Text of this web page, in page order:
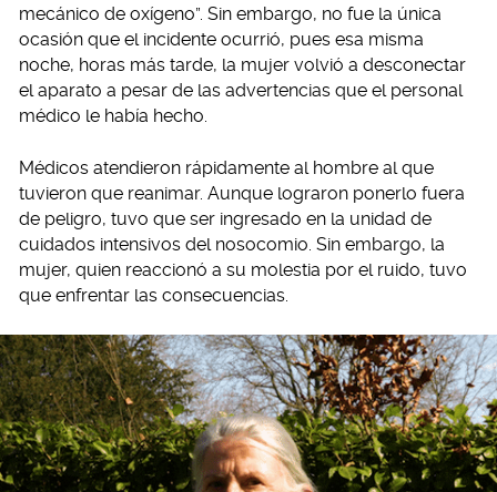
mecánico de oxígeno”. Sin embargo, no fue la única
ocasión que el incidente ocurrió, pues esa misma
noche, horas más tarde, la mujer volvió a desconectar
el aparato a pesar de las advertencias que el personal
médico le había hecho.
Médicos atendieron rápidamente al hombre al que
tuvieron que reanimar. Aunque lograron ponerlo fuera
de peligro, tuvo que ser ingresado en la unidad de
cuidados intensivos del nosocomio. Sin embargo, la
mujer, quien reaccionó a su molestia por el ruido, tuvo
que enfrentar las consecuencias.